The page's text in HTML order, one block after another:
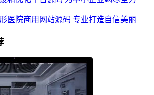
医院商用网站源码 专业打造自信美丽